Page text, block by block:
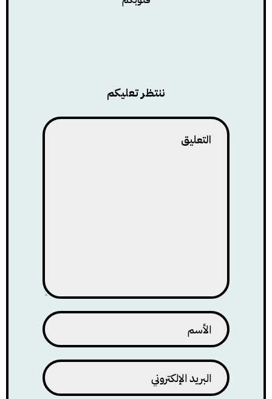
ننتظر تعليكم